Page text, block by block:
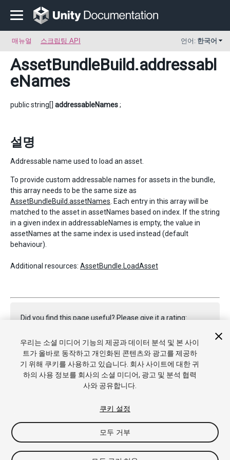
매뉴얼 스크립팅 API 언어: 한국어
AssetBundleBuild.addressabl
eNames
public string[] addressableNames;
설명
Addressable name used to load an asset.
To provide custom addressable names for assets in the bundle,
this array needs to be the same size as
AssetBundleBuild.assetNames . Each entry in this array will be
matched to the asset in assetNames based on index. If the string
in a given index in addressableNames is empty, the value in
assetNames at the same index is used instead (default
behaviour).
Additional resources: AssetBundle.LoadAsset
Did you find this page useful? Please give it a rating:
Report a problem on this page
Copyright © 2022 Unity Technologies. Publication 2023.2
및 이용약관
개인정보처리방침 내 개인정보 판
우리는 소셜 미디어 기능의 제공과 데이터 분석 및 본 사이
트가 올바로 동작하고 개인화된 콘텐츠와 광고를 제공하
기 위해 쿠키를 사용하고 있습니다. 회사 사이트에 대한 귀
하의 사용 정보를 회사의 소셜 미디어, 광고 및 분석 협력
사와 공유합니다.
쿠키 설정
모두 거부